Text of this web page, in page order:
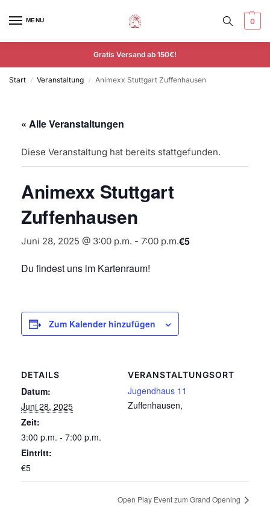
MENU 0
Gratis Versand ab 150€!
Start / Veranstaltung / Animexx Stuttgart Zuffenhausen
« Alle Veranstaltungen
Diese Veranstaltung hat bereits stattgefunden.
Animexx Stuttgart
Zuffenhausen
Juni 28, 2025 @ 3:00 p.m. - 7:00 p.m.€5
Du findest uns im Kartenraum!
Zum Kalender hinzufügen
DETAILS
Datum:
Juni 28, 2025
Zeit:
3:00 p.m. - 7:00 p.m.
Eintritt:
€5
VERANSTALTUNGSORT
Jugendhaus 11
Zuffenhausen,
Open Play Event zum Grand Opening